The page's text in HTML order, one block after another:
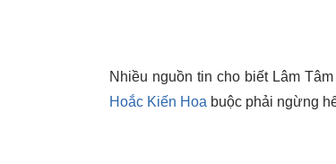
Nhiều nguồn tin cho biết Lâm
Hoắc Kiến Hoa buộc phải ngừng